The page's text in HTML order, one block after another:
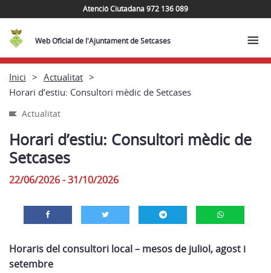
Atenció Ciutadana 972 136 089
Web Oficial de l'Ajuntament de Setcases
Inici
Actualitat
Horari d’estiu: Consultori mèdic de Setcases
Actualitat
Horari d’estiu: Consultori mèdic de
Setcases
22/06/2026 - 31/10/2026
Horaris del consultori local – mesos de juliol, agost i
setembre